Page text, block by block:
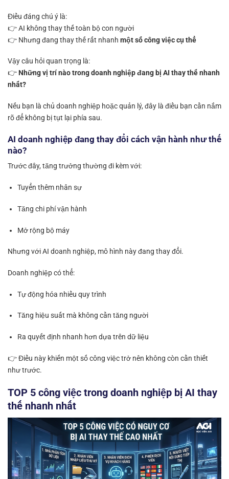
Điều đáng chú ý là:
👉 AI không thay thế toàn bộ con người
👉 Nhưng đang thay thế rất nhanh một số công việc cụ thể
Vậy câu hỏi quan trọng là:
👉 Những vị trí nào trong doanh nghiệp đang bị AI thay thế nhanh
nhất?
Nếu bạn là chủ doanh nghiệp hoặc quản lý, đây là điều bạn cần nắm
rõ để không bị tụt lại phía sau.
AI doanh nghiệp đang thay đổi cách vận hành như thế
nào?
Trước đây, tăng trưởng thường đi kèm với:
Tuyển thêm nhân sự
Tăng chi phí vận hành
Mở rộng bộ máy
Nhưng với AI doanh nghiệp, mô hình này đang thay đổi.
Doanh nghiệp có thể:
Tự động hóa nhiều quy trình
Tăng hiệu suất mà không cần tăng người
Ra quyết định nhanh hơn dựa trên dữ liệu
👉 Điều này khiến một số công việc trở nên không còn cần thiết
như trước.
TOP 5 công việc trong doanh nghiệp bị AI thay
thế nhanh nhất